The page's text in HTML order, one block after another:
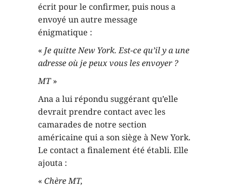
écrit pour le confirmer, puis nous a
envoyé un autre message
énigmatique :
« Je quitte New York. Est-ce qu’il y a une
adresse où je peux vous les envoyer ?
MT»
Ana a lui répondu suggérant qu’elle
devrait prendre contact avec les
camarades de notre section
américaine qui a son siège à New York.
Le contact a finalement été établi. Elle
ajouta :
« Chère MT,